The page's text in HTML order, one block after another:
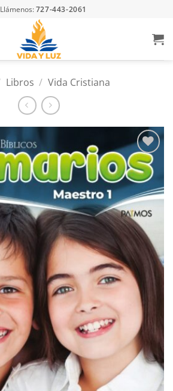
727-443-2061
Libros / Vida Cristiana
Añadir
a la
lista
de
deseos